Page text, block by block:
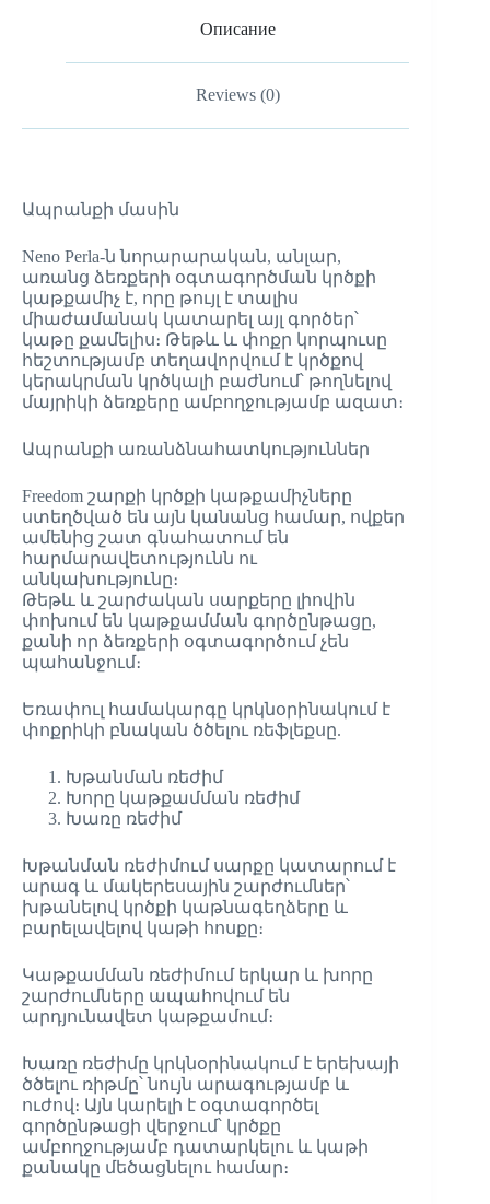
Описание
Reviews (0)
Ապրանքի մասին
Neno Perla-ն նորարարական, անլար,
առանց ձեռքերի օգտագործման կրծքի
կաթքամիչ է, որը թույլ է տալիս
միաժամանակ կատարել այլ գործեր՝
կաթը քամելիս։ Թեթև և փոքր կորպուսը
հեշտությամբ տեղավորվում է կրծքով
կերակրման կրծկալի բաժնում՝ թողնելով
մայրիկի ձեռքերը ամբողջությամբ ազատ։
Ապրանքի առանձնահատկություններ
Freedom շարքի կրծքի կաթքամիչները
ստեղծված են այն կանանց համար, ովքեր
ամենից շատ գնահատում են
հարմարավետությունն ու
անկախությունը։
Թեթև և շարժական սարքերը լիովին
փոխում են կաթքամման գործընթացը,
քանի որ ձեռքերի օգտագործում չեն
պահանջում։
Եռափուլ համակարգը կրկնօրինակում է
փոքրիկի բնական ծծելու ռեֆլեքսը.
Խթանման ռեժիմ
Խորը կաթքամման ռեժիմ
Խառը ռեժիմ
Խթանման ռեժիմում սարքը կատարում է
արագ և մակերեսային շարժումներ՝
խթանելով կրծքի կաթնագեղձերը և
բարելավելով կաթի հոսքը։
Կաթքամման ռեժիմում երկար և խորը
շարժումները ապահովում են
արդյունավետ կաթքամում։
Խառը ռեժիմը կրկնօրինակում է երեխայի
ծծելու ռիթմը՝ նույն արագությամբ և
ուժով։ Այն կարելի է օգտագործել
գործընթացի վերջում՝ կրծքը
ամբողջությամբ դատարկելու և կաթի
քանակը մեծացնելու համար։